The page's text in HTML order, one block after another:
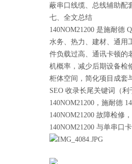
蔽串口线缆、总线辅助配
七、全文总结
140NOM21200 是施耐德
水务、热力、建材、通用
件负载过高、通讯卡顿的
机概率，减少后期设备检
柜体空间，简化项目成套
SEO 收录长尾关键词（利
140NOM21200，施耐德
140NOM21200 故障检修
140NOM21200 与单串口